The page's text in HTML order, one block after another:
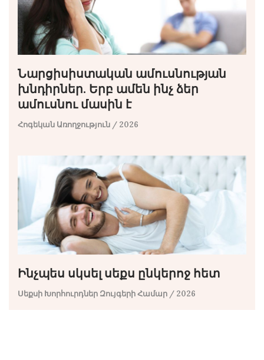
Նարցիսիստական ​​ամուսնության
խնդիրներ. Երբ ամեն ինչ ձեր
ամուսնու մասին է
Հոգեկան Առողջություն / 2026
Ինչպես սկսել սեքս ընկերոջ հետ
Սեքսի Խորհուրդներ Զույգերի Համար / 2026